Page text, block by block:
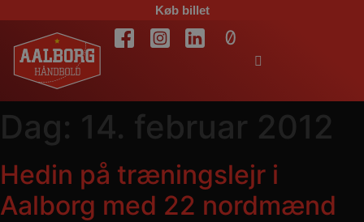
Køb billet
Dag: 14. februar 2012
Hedin på træningslejr i
Aalborg med 22 nordmænd